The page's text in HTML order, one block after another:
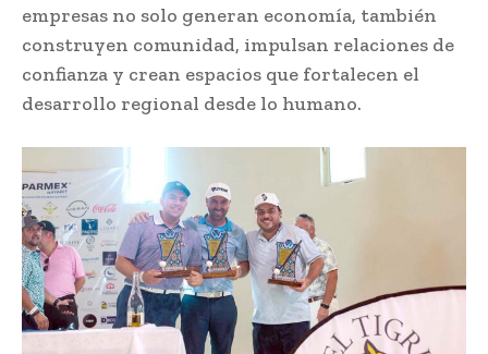
empresas no solo generan economía, también
construyen comunidad, impulsan relaciones de
confianza y crean espacios que fortalecen el
desarrollo regional desde lo humano.